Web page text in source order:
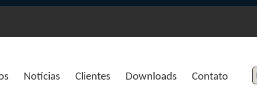
Notícias Clientes Downloads Contato